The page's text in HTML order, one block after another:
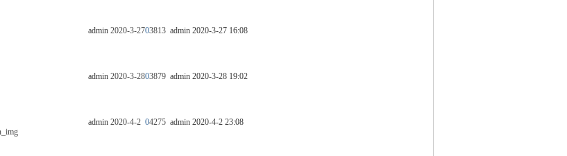
admin 2020-3-2703813 admin 2020-3-27 16:08
admin 2020-3-2803879 admin 2020-3-28 19:02
admin 2020-4-2 04275 admin 2020-4-2 23:08